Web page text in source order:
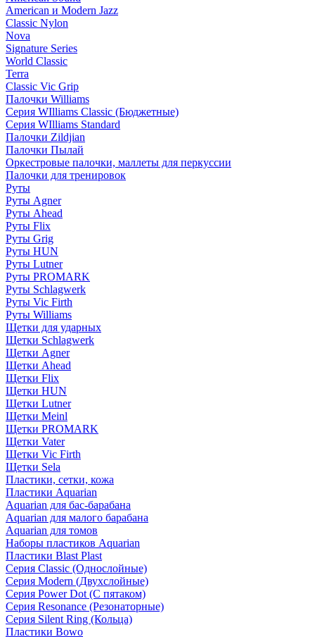
American и Modern Jazz
Classic Nylon
Nova
Signature Series
World Classic
Terra
Classic Vic Grip
Палочки Williams
Серия WIlliams Classic (Бюджетные)
Серия WIlliams Standard
Палочки Zildjian
Палочки Пылай
Оркестровые палочки, маллеты для перкуссии
Палочки для тренировок
Руты
Руты Agner
Руты Ahead
Руты Flix
Руты Grig
Руты HUN
Руты Lutner
Руты PROMARK
Руты Schlagwerk
Руты Vic Firth
Руты Williams
Щетки для ударных
Щетки Schlagwerk
Щетки Agner
Щетки Ahead
Щетки Flix
Щетки HUN
Щетки Lutner
Щетки Meinl
Щетки PROMARK
Щетки Vater
Щетки Vic Firth
Щетки Sela
Пластики, сетки, кожа
Пластики Aquarian
Aquarian для бас-барабана
Aquarian для малого барабана
Aquarian для томов
Наборы пластиков Aquarian
Пластики Blast Plast
Серия Classic (Однослойные)
Серия Modern (Двухслойные)
Серия Power Dot (С пятаком)
Серия Resonance (Резонаторные)
Серия Silent Ring (Кольца)
Пластики Bowo